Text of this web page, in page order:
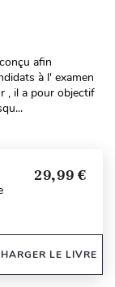
afin
à l' examen
, il a pour objectif
29,99 €
LE LIVRE